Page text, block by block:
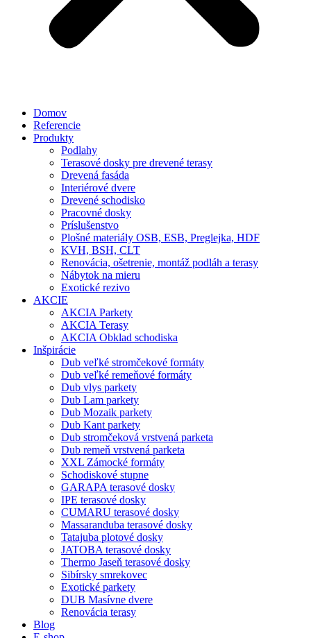
Domov
Referencie
Produkty
Podlahy
Terasové dosky pre drevené terasy
Drevená fasáda
Interiérové dvere
Drevené schodisko
Pracovné dosky
Príslušenstvo
Plošné materiály OSB, ESB, Preglejka, HDF
KVH, BSH, CLT
Renovácia, ošetrenie, montáž podláh a terasy
Nábytok na mieru
Exotické rezivo
AKCIE
AKCIA Parkety
AKCIA Terasy
AKCIA Obklad schodiska
Inšpirácie
Dub veľké stromčekové formáty
Dub veľké remeňové formáty
Dub vlys parkety
Dub Lam parkety
Dub Mozaik parkety
Dub Kant parkety
Dub stromčeková vrstvená parketa
Dub remeň vrstvená parketa
XXL Zámocké formáty
Schodiskové stupne
GARAPA terasové dosky
IPE terasové dosky
CUMARU terasové dosky
Massaranduba terasové dosky
Tatajuba plotové dosky
JATOBA terasové dosky
Thermo Jaseň terasové dosky
Sibírsky smrekovec
Exotické parkety
DUB Masívne dvere
Renovácia terasy
Blog